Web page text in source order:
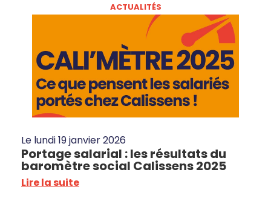
ACTUALITÉS
Le lundi 19 janvier 2026
Portage salarial : les résultats du
baromètre social Calissens 2025
Lire la suite